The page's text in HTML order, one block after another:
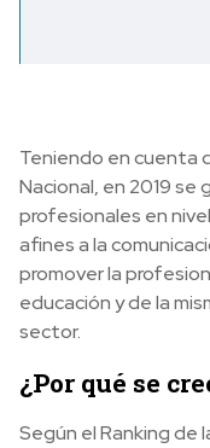
Teniendo en cuenta
Nacional, en 2019 se
profesionales en
afines a la
promover la
educación y de la
sector.
¿Por qué se
Según el Ranking de